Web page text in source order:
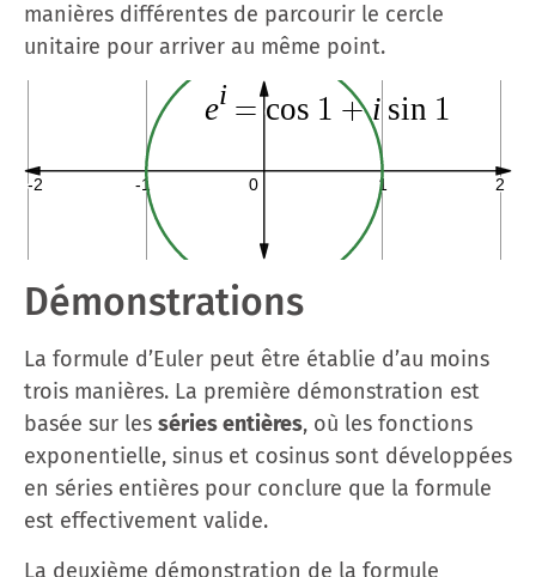
manières différentes de parcourir le cercle
unitaire pour arriver au même point.
Démonstrations
La formule d’Euler peut être établie d’au moins
trois manières. La première démonstration est
basée sur les séries entières, où les fonctions
exponentielle, sinus et cosinus sont développées
en séries entières pour conclure que la formule
est effectivement valide.
La deuxième démonstration de la formule